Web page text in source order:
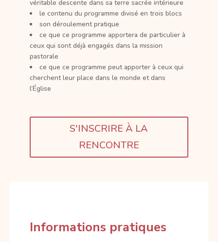
véritable descente dans sa terre sacrée intérieure
le contenu du programme divisé en trois blocs
son déroulement pratique
ce que ce programme apportera de particulier à
ceux qui sont déjà engagés dans la mission
pastorale
ce que ce programme peut apporter à ceux qui
cherchent leur place dans le monde et dans
l’Église
S'INSCRIRE À LA
RENCONTRE
Informations pratiques